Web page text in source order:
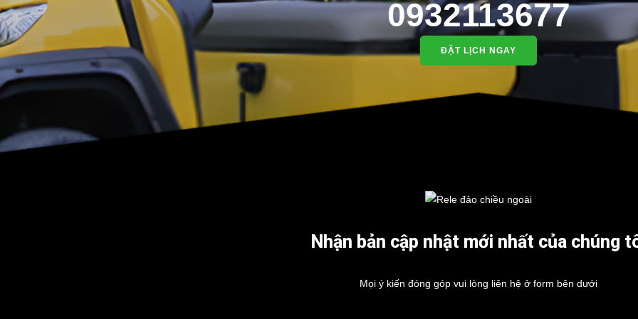
0932113677
ĐẶT LỊCH NGAY
Nhận bản cập nhật mới nhất của chúng
Mọi ý kiến đóng góp vui lòng liên hệ ở form bên dưới